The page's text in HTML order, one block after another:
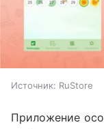
Источник: RuStore
Приложение